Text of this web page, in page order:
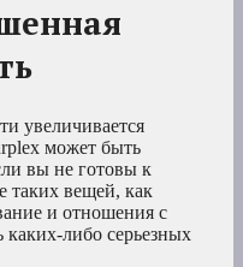
увеличивается
может быть
вы не готовы к
таких вещей, как
и отношения с
каких-либо серьезных